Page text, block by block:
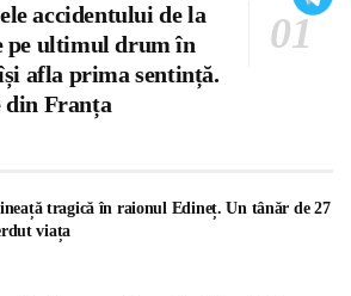
accidentului de la
pe ultimul drum în
afla prima sentință.
din Franța
tragică în raionul Edineț. Un tânăr de 27
viața